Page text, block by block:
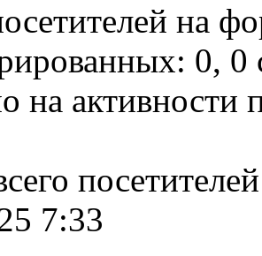
на
0,
на активности
7:33